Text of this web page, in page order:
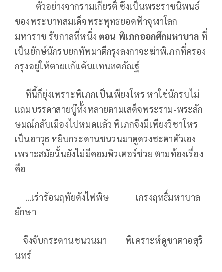
ตัวอย่างจากรามเกียรติ์ ซึ่งเป็นพระราชนิพนธ์
ของพระบาทสมเด็จพระพุทธยอดฟ้าจุฬาโลก
มหาราช รัชกาลที่หนึ่ง ตอน พิเภกออกศึกมหาบาล ที่
เป็นยักษ์นักรบยกทัพมาตีกรุงลงกาจะฆ่าพิเภกที่ครอง
กรุงอยู่ให้ตายแก้แค้นแทนทศกัณฐ์
ทีนี้ก็ยุ่งเพราะพิเภกเป็นเพียงโหร หาใช่นักรบไม่
แถมบรรดาสายบู๊ทั้งหลายตามเสด็จพระราม-พระลัก
ษมณ์กลับเมืองไปหมดแล้ว พิเภกจึงมีเพียงวิชาโหร
เป็นอาวุธ หยิบกระดานชนวนมาดูดวงชะตาตัวเอง
เพราะสมัยนั้นยังไม่มีคอมพิวเตอร์ช่วย ตามท้องเรื่อง
คือ
…เร่าร้อนฤทัยดังไฟพิษ เกรงฤทธิ์มหาบาล
ยักษา
จึงจับกระดานชนวนมา พิเคราะห์ดูชาตาอสุริ
นทร์